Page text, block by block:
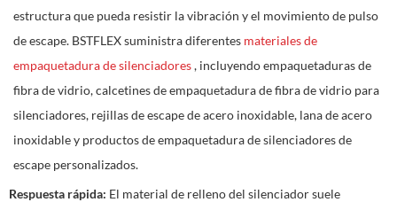
estructura que pueda resistir la vibración y el movimiento de pulso
de escape. BSTFLEX suministra diferentes materiales de
empaquetadura de silenciadores, incluyendo empaquetaduras de
fibra de vidrio, calcetines de empaquetadura de fibra de vidrio para
silenciadores, rejillas de escape de acero inoxidable, lana de acero
inoxidable y productos de empaquetadura de silenciadores de
escape personalizados.
Respuesta rápida: El material de relleno del silenciador suele